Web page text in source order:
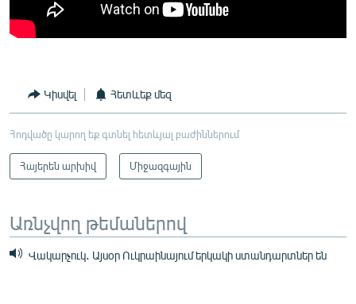
Կիսվել Հետևեք մեզ
Հոդվածը կարող եք գտնել հետևյալ բաժիններում
Հայերեն արխիվ Միջազգային
Առնչվող թեմաներով
Վակարչուկ․ Այսօր Ուկրաինայում երկակի ստանդարտներ են